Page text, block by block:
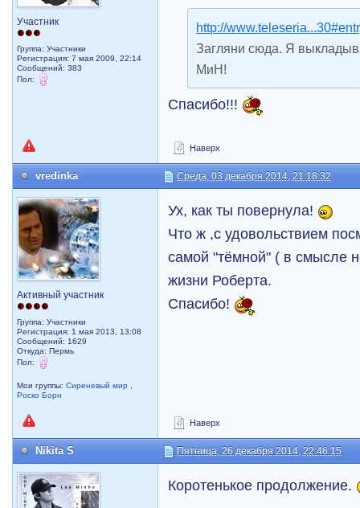
Участник
Группа: Участники
Регистрация: 7 мая 2009, 22:14
Сообщений: 383
Пол:
http://
Загляни сюда. Я
МиН!
Спасибо!!!
Наверх
vredinka Среда, 03 декабря 2014, 21:18:32
Активный участник
Группа: Участники
Регистрация: 1 мая 2013, 13:08
Сообщений: 1629
Откуда: Пермь
Пол:
Мои группы:Сиреневый мир ,
Роско Борн
Ух, как ты повернула!
Что ж ,с удовольствием
самой "тёмной" ( в смысле
жизни Роберта.
Спасибо!
Наверх
Nikita S Пятница, 26 декабря 2014, 22:46:15
Коротенькое продолжение.